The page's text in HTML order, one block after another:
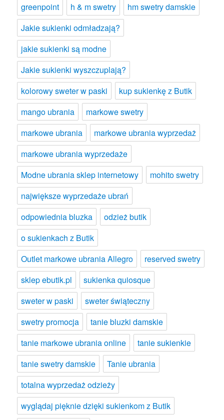
greenpoint
h & m swetry
hm swetry damskie
Jakie sukienki odmładzają?
jakie sukienki są modne
Jakie sukienki wyszczuplają?
kolorowy sweter w paski
kup sukienkę z Butik
mango ubrania
markowe swetry
markowe ubrania
markowe ubrania wyprzedaż
markowe ubrania wyprzedaże
Modne ubrania sklep internetowy
mohito swetry
największe wyprzedaże ubrań
odpowiednia bluzka
odzież butik
o sukienkach z Butik
Outlet markowe ubrania Allegro
reserved swetry
sklep ebutik.pl
sukienka quiosque
sweter w paski
sweter świąteczny
swetry promocja
tanie bluzki damskie
tanie markowe ubrania online
tanie sukienkie
tanie swetry damskie
Tanie ubrania
totalna wyprzedaż odzieży
wyglądaj pięknie dzięki sukienkom z Butik